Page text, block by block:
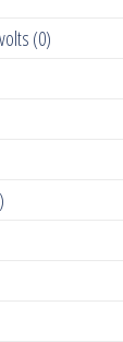
(0)